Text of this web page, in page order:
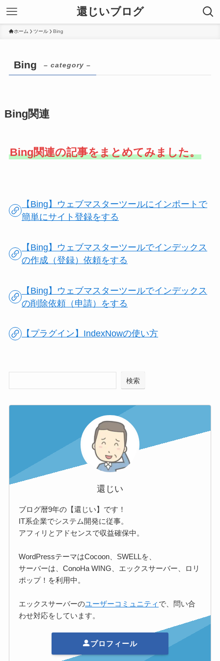
還じいブログ
ホーム ツール Bing
Bing – category –
Bing関連
Bing関連の記事をまとめてみました。
【Bing】ウェブマスターツールにインポートで
簡単にサイト登録をする
【Bing】ウェブマスターツールでインデックス
の作成（登録）依頼をする
【Bing】ウェブマスターツールでインデックス
の削除依頼（申請）をする
【プラグイン】IndexNowの使い方
検索
還じい
ブログ暦9年の【還じい】です！
IT系企業でシステム開発に従事。
アフィリとアドセンスで収益確保中。
WordPressテーマはCocoon、SWELLを、
サーバーは、ConoHa WING、エックスサーバー、ロリ
ポップ！を利用中。
エックスサーバーのユーザーコミュニティ で、問い合
わせ対応をしています。
プロフィール